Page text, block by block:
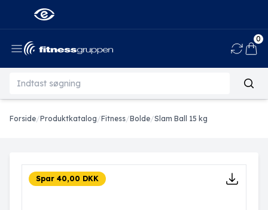
0
Forside/Produktkatalog/Fitness/Bolde/Slam Ball 15 kg
Spar 40,00 DKK